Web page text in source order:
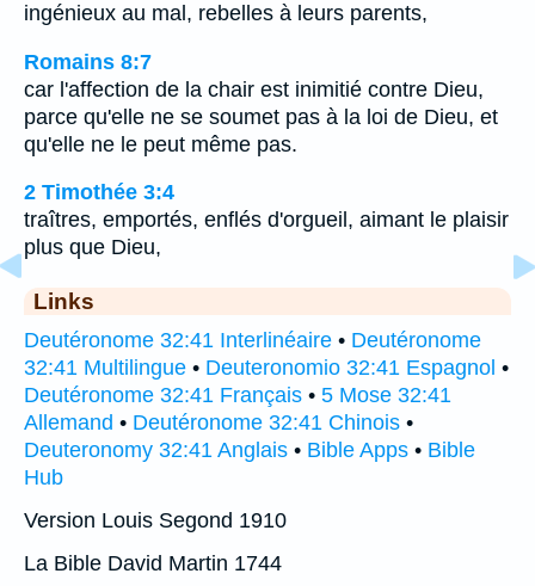
ingénieux au mal, rebelles à leurs parents,
Romains 8:7
car l'affection de la chair est inimitié contre Dieu,
parce qu'elle ne se soumet pas à la loi de Dieu, et
qu'elle ne le peut même pas.
2 Timothée 3:4
traîtres, emportés, enflés d'orgueil, aimant le plaisir
plus que Dieu,
Links
Deutéronome 32:41 Interlinéaire • Deutéronome
32:41 Multilingue • Deuteronomio 32:41 Espagnol •
Deutéronome 32:41 Français • 5 Mose 32:41
Allemand • Deutéronome 32:41 Chinois •
Deuteronomy 32:41 Anglais • Bible Apps • Bible
Hub
Version Louis Segond 1910
La Bible David Martin 1744